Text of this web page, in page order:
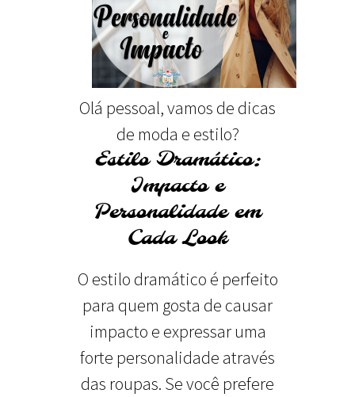
Olá pessoal, vamos de dicas
de moda e estilo?
Estilo Dramático:
Impacto e
Personalidade em
Cada Look
O estilo dramático é perfeito
para quem gosta de causar
impacto e expressar uma
forte personalidade através
das roupas. Se você prefere